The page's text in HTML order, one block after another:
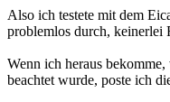
Also ich testete mit dem
problemlos durch,
Wenn ich heraus
beachtet wurde, poste ich